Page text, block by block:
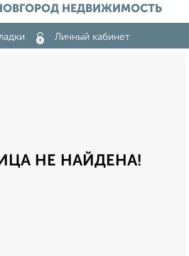
НЕДВИЖИМОСТЬ
Личный кабинет
НЕ НАЙДЕНА!